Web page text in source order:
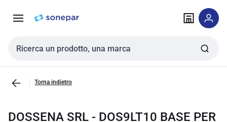
navigazione alla
Cerca input
Torna indietro
DOSSENA SRL - DOS9LT10 BASE PER